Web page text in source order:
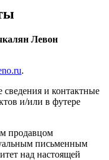
Левон
.
и контактные
и/или в футере
продавцом
письменным
над настоящей